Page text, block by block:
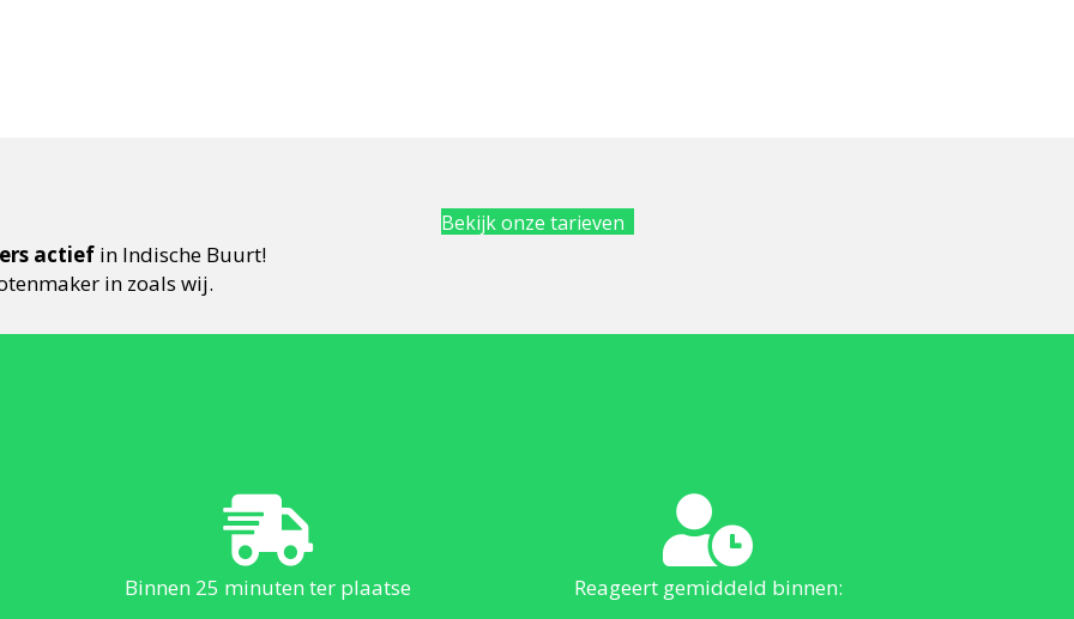
actiefin Indische Buurt!
in zoals wij.
Bekijk onze tarieven
Binnen 25 minuten ter plaatse Reageert gemiddeld binnen: